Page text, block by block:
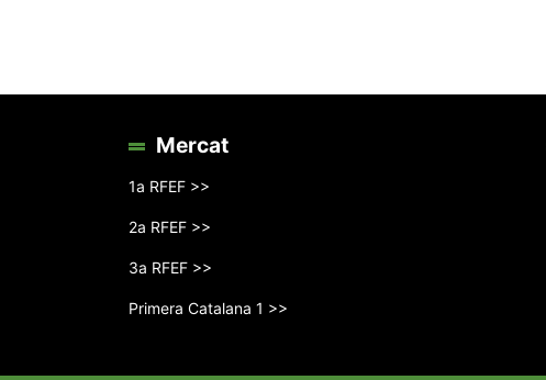
Mercat
1a RFEF >>
2a RFEF >>
3a RFEF >>
Primera Catalana 1 >>